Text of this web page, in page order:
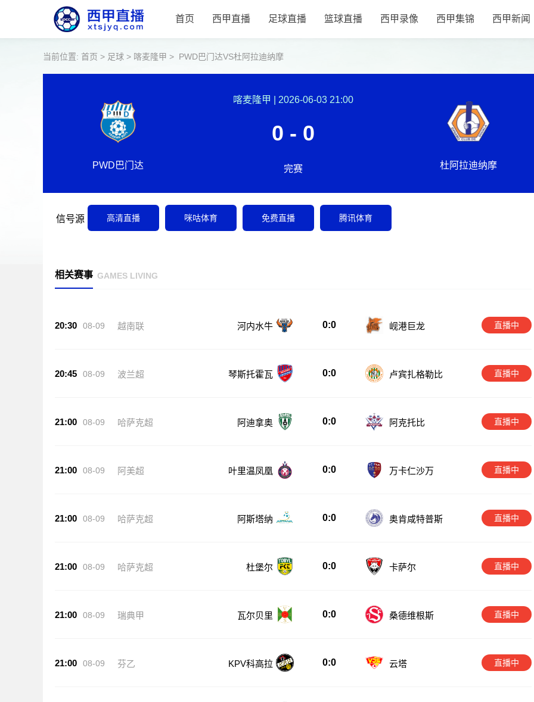
首页 西甲直播 足球直播 篮球直播 西甲录像 西甲集锦 西甲新闻
当前位置: 首页 > 足球 > 喀麦隆甲 > PWD巴门达VS杜阿拉迪纳摩
PWD巴门达
喀麦隆甲 2026-06-03 21:00
0 - 0
完赛 杜阿拉迪纳摩
信号源 高清直播 咪咕体育 免费直播 腾讯体育
相关赛事 GAMES LIVING
20:30 08-09 越南联 河内水牛 0:0 岘港巨龙 直播中
20:45 08-09 波兰超 琴斯托霍瓦 0:0 卢宾扎格勒比 直播中
21:00 08-09 哈萨克超 阿迪拿奥 0:0 阿克托比 直播中
21:00 08-09 阿美超 叶里温凤凰 0:0 万卡仁沙万 直播中
21:00 08-09 哈萨克超 阿斯塔纳 0:0 奥肯咸特普斯 直播中
21:00 08-09 哈萨克超 杜堡尔 0:0 卡萨尔 直播中
21:00 08-09 瑞典甲 瓦尔贝里 0:0 桑德维根斯 直播中
21:00 08-09 芬乙 KPV科高拉 0:0 云塔 直播中